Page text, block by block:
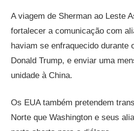
A viagem de Sherman ao Leste
fortalecer a comunicação com
haviam se enfraquecido durante
Donald Trump, e enviar uma
unidade à China.
Os EUA também pretendem
Norte que Washington e seus